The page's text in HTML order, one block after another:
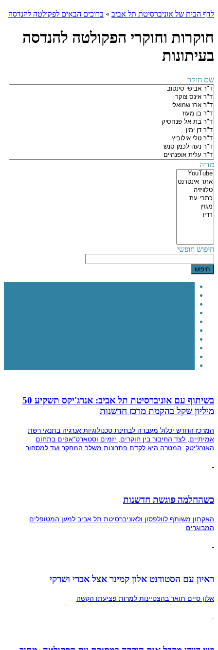
לדף הבית של אוניברסיטת תל אביב » ברוכים הבאים לפקולטה להנדסה
חוקרות וחוקרי הפקולטה להנדסה
בעיתונות
שם חוקר
מדיה
חיפוש חופשי
בשיתוף עם אוניברסיטת תל אביב: אנרג'יקס תשקיע 50
מיליון שקל בהקמת מרכז חדשנות
המרכז החדש יכלול מעבדה לבחינת טכנולוגיות אנרגיה בתנאי רשת
אמיתיים, לצד החיבור בין חוקרים, יזמים וסטארט־אפים בתחום
האנרג'יטק. המטרה היא לקדם פתרונות משלב המחקר ועד למסחור
כשהחלמה פוגשת חדשנות
האקתון משותף לוולפסון ולאוניברסיטת תל אביב למען המטופלים
המבוגרים
ראיון עם הסטודנט אלון קמינר אצל אברי ושרקי
אלון סיים תואר בהצטיינות למרות פציעתו הקשה